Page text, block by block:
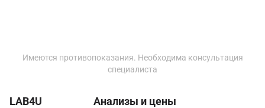
Лобня
Майкоп
Имеются противопоказания. Необходима консультация
специалиста
LAB4U Анализы и цены